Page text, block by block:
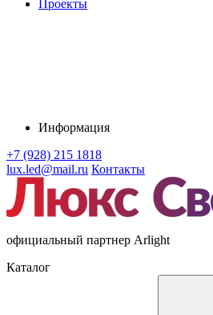
Проекты
Информация
+7 (928) 215 1818
lux.led@mail.ru Контакты
официальный партнер Arlight
Каталог